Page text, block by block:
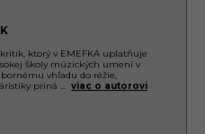
ktorý v EMEFKA uplatňuje
školy múzických umení v
vhľadu do réžie,
priná
viac o autorovi